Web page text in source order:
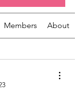
Members About